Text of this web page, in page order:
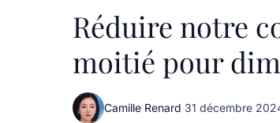
Réduire notre
moitié pour
Camille Renard·31 décembre